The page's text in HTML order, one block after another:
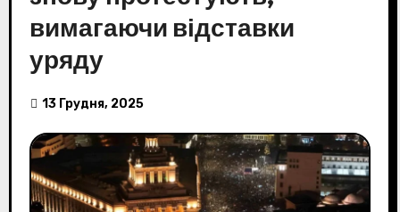
вимагаючи відставки
уряду
13 Грудня, 2025